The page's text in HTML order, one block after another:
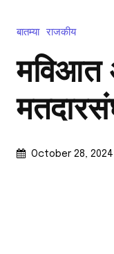
बातम्या राजकीय
मविआत
October 28, 2024